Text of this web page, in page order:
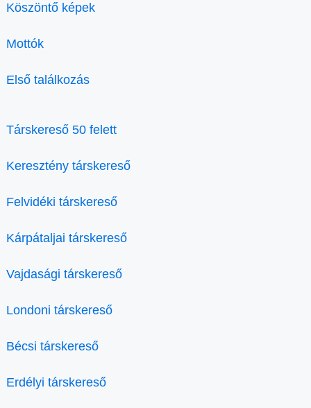
Köszöntő képek
Mottók
Első találkozás
Társkereső 50 felett
Keresztény társkereső
Felvidéki társkereső
Kárpátaljai társkereső
Vajdasági társkereső
Londoni társkereső
Bécsi társkereső
Erdélyi társkereső